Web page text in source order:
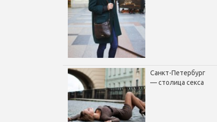
Санкт-Петербург
— столица секса